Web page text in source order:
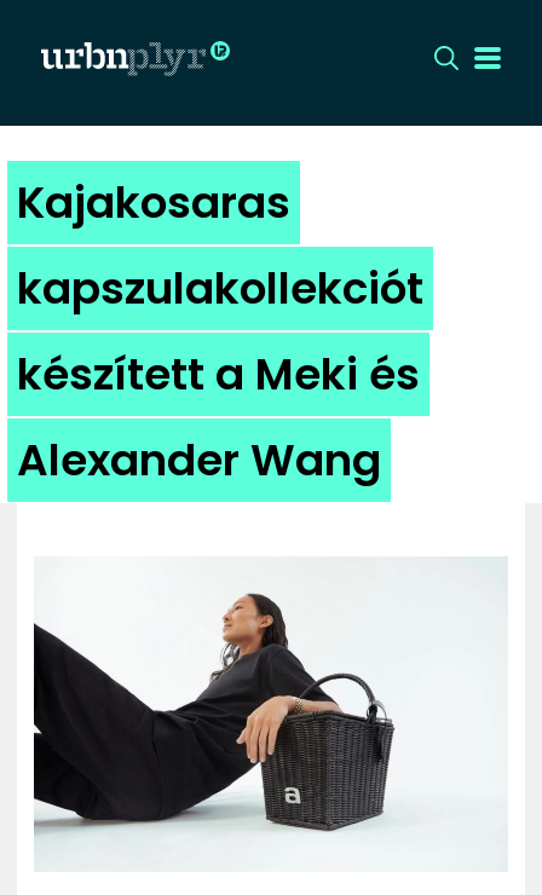
CÍMLAP
DIZÁJN
DIVAT
HIP
KULT
UTCA
ZENE
MÉDIAAJÁNLAT
IMPRESSZUM
PR-ARCHÍVUM
ADATKEZELÉSI TÁJÉKOZTATÓ
Kajakosaras
kapszulakollekciót
készített a Meki és
Alexander Wang